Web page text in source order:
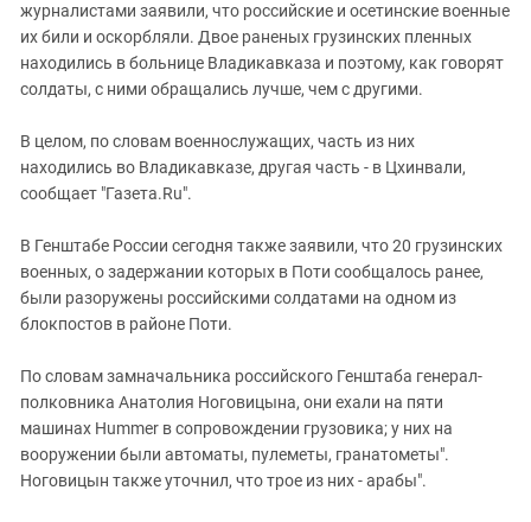
журналистами заявили, что российские и осетинские военные
их били и оскорбляли. Двое раненых грузинских пленных
находились в больнице Владикавказа и поэтому, как говорят
солдаты, с ними обращались лучше, чем с другими.
В целом, по словам военнослужащих, часть из них
находились во Владикавказе, другая часть - в Цхинвали,
сообщает "Газета.Ru".
В Генштабе России сегодня также заявили, что 20 грузинских
военных, о задержании которых в Поти сообщалось ранее,
были разоружены российскими солдатами на одном из
блокпостов в районе Поти.
По словам замначальника российского Генштаба генерал-
полковника Анатолия Ноговицына, они ехали на пяти
машинах Hummer в сопровождении грузовика; у них на
вооружении были автоматы, пулеметы, гранатометы".
Ноговицын также уточнил, что трое из них - арабы".